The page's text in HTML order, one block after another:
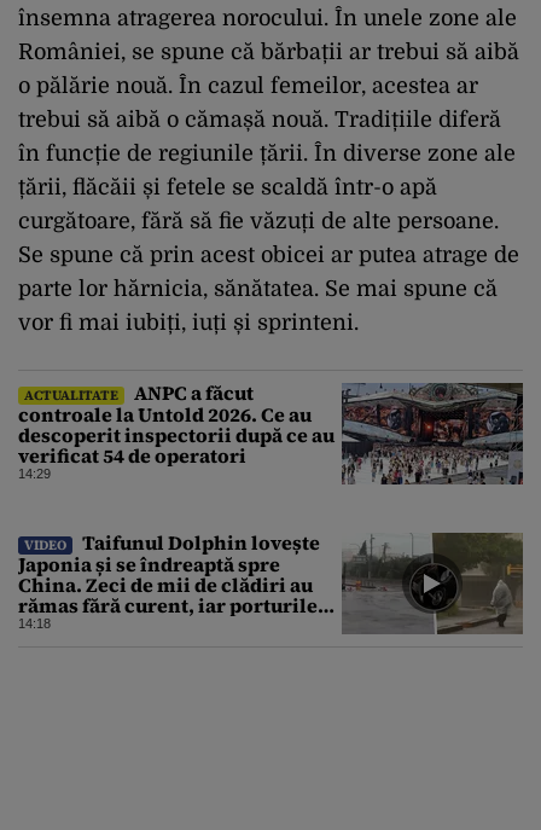
însemna atragerea norocului. În unele zone ale
României, se spune că bărbații ar trebui să aibă
o pălărie nouă. În cazul femeilor, acestea ar
trebui să aibă o cămașă nouă. Tradițiile diferă
în funcție de regiunile țării. În diverse zone ale
țării, flăcăii și fetele se scaldă într-o apă
curgătoare, fără să fie văzuți de alte persoane.
Se spune că prin acest obicei ar putea atrage de
parte lor hărnicia, sănătatea. Se mai spune că
vor fi mai iubiți, iuți și sprinteni.
ACTUALITATE
ANPC a făcut
controale la Untold 2026. Ce au
descoperit inspectorii după ce au
verificat 54 de operatori
14:29
VIDEO
Taifunul Dolphin lovește
Japonia și se îndreaptă spre
China. Zeci de mii de clădiri au
rămas fără curent, iar porturile
au fost închise
14:18